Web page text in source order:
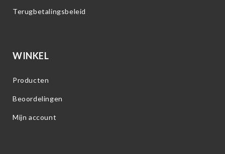
Terugbetalingsbeleid
WINKEL
Producten
Beoordelingen
Mijn account